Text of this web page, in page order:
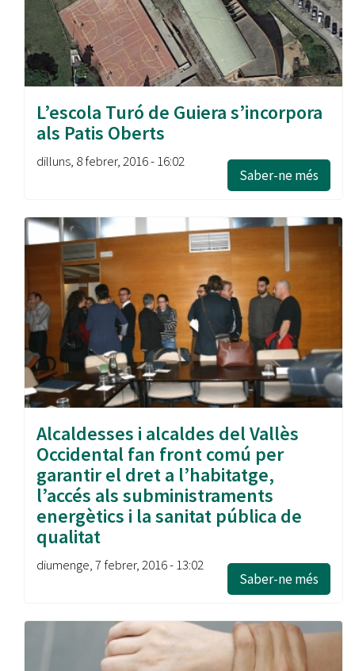
L’escola Turó de Guiera s’incorpora
als Patis Oberts
dilluns, 8 febrer, 2016 - 16:02
Saber-ne més
Alcaldesses i alcaldes del Vallès
Occidental fan front comú per
garantir el dret a l’habitatge,
l’accés als subministraments
energètics i la sanitat pública de
qualitat
diumenge, 7 febrer, 2016 - 13:02
Saber-ne més